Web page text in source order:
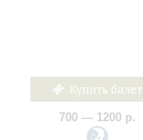
Купить билет
700 — 1200 р.